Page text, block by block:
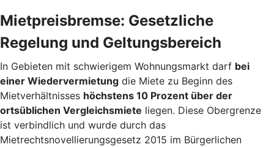
Mietpreisbremse: Gesetzliche
Regelung und Geltungsbereich
In Gebieten mit schwierigem Wohnungsmarkt darf bei
einer Wiedervermietung die Miete zu Beginn des
Mietverhältnisses höchstens 10 Prozent über der
ortsüblichen Vergleichsmiete liegen. Diese Obergrenze
ist verbindlich und wurde durch das
Mietrechtsnovellierungsgesetz 2015 im Bürgerlichen